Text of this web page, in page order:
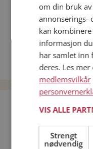
Fler single
Date menn i Norge
Date kvinner i Norge
Bli
Jeg er en:
om din bruk
annonserings-
kan
informasjon
har samlet inn
deres. Les mer
medlemsvilkår
VIS ALLE
Strengt
nødvendig